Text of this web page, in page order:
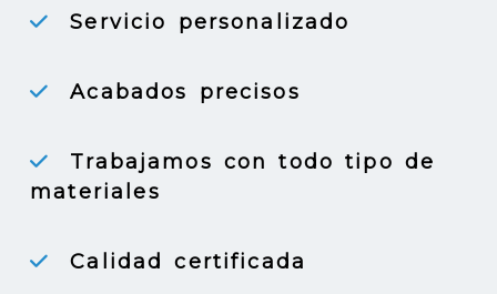
Servicio personalizado
Acabados precisos
Trabajamos con todo tipo de
materiales
Calidad certificada